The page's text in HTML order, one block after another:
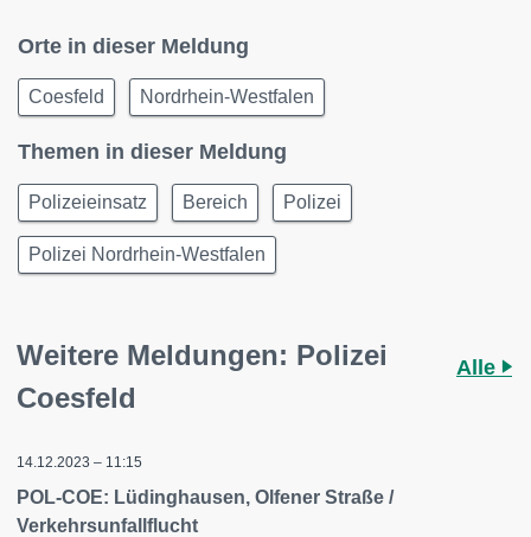
Orte in dieser Meldung
Coesfeld Nordrhein-Westfalen
Themen in dieser Meldung
Polizeieinsatz Bereich Polizei
Polizei Nordrhein-Westfalen
Weitere Meldungen: Polizei
Coesfeld
Alle
14.12.2023 – 11:15
POL-COE: Lüdinghausen, Olfener Straße /
Verkehrsunfallflucht